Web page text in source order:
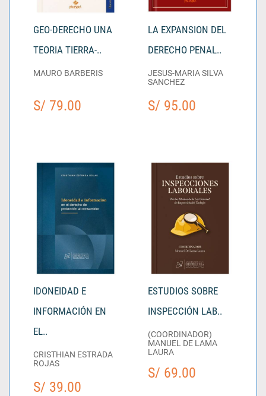
GEO-DERECHO UNA
TEORIA TIERRA-..
MAURO BARBERIS
S/ 79.00
LA EXPANSION DEL
DERECHO PENAL..
JESUS-MARIA SILVA
SANCHEZ
S/ 95.00
IDONEIDAD E
INFORMACIÓN EN
EL..
CRISTHIAN ESTRADA
ROJAS
S/ 39.00
ESTUDIOS SOBRE
INSPECCIÓN LAB..
(COORDINADOR)
MANUEL DE LAMA
LAURA
S/ 69.00